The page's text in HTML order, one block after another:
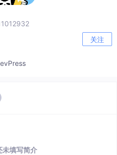
关注
未填写简介